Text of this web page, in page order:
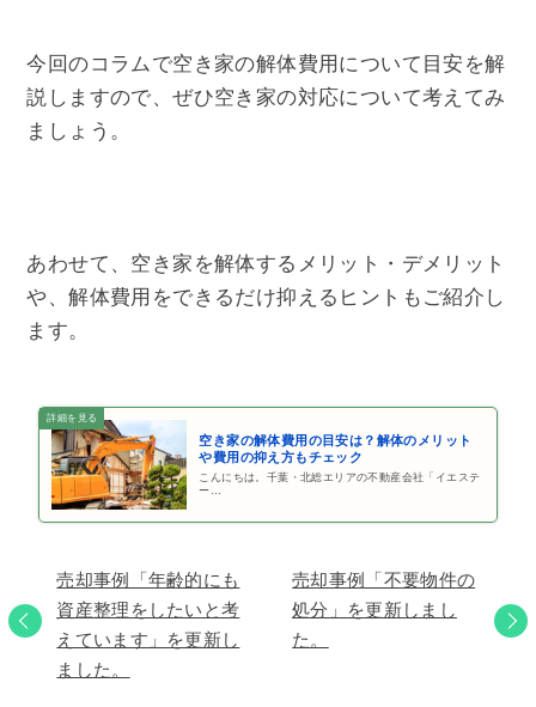
今回のコラムで空き家の解体費用について目安を解
説しますので、ぜひ空き家の対応について考えてみ
ましょう。
あわせて、空き家を解体するメリット・デメリット
や、解体費用をできるだけ抑えるヒントもご紹介し
ます。
空き家の解体費用の目安は？解体のメリット
や費用の抑え方もチェック
こんにちは。千葉・北総エリアの不動産会社「イエステ
ー…
売却事例「年齢的にも
資産整理をしたいと考
えています」を更新し
ました。
売却事例「不要物件の
処分」を更新しまし
た。